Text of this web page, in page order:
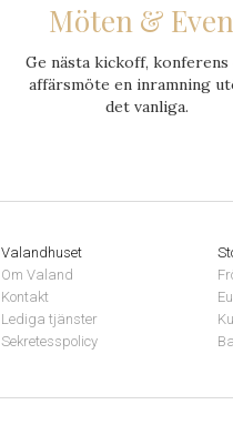
Möten &
Ge nästa kickoff,
affärsmöte en inramning
det vanliga.
Valandhuset
Om Valand
Kontakt
Lediga tjänster
Sekretesspolicy